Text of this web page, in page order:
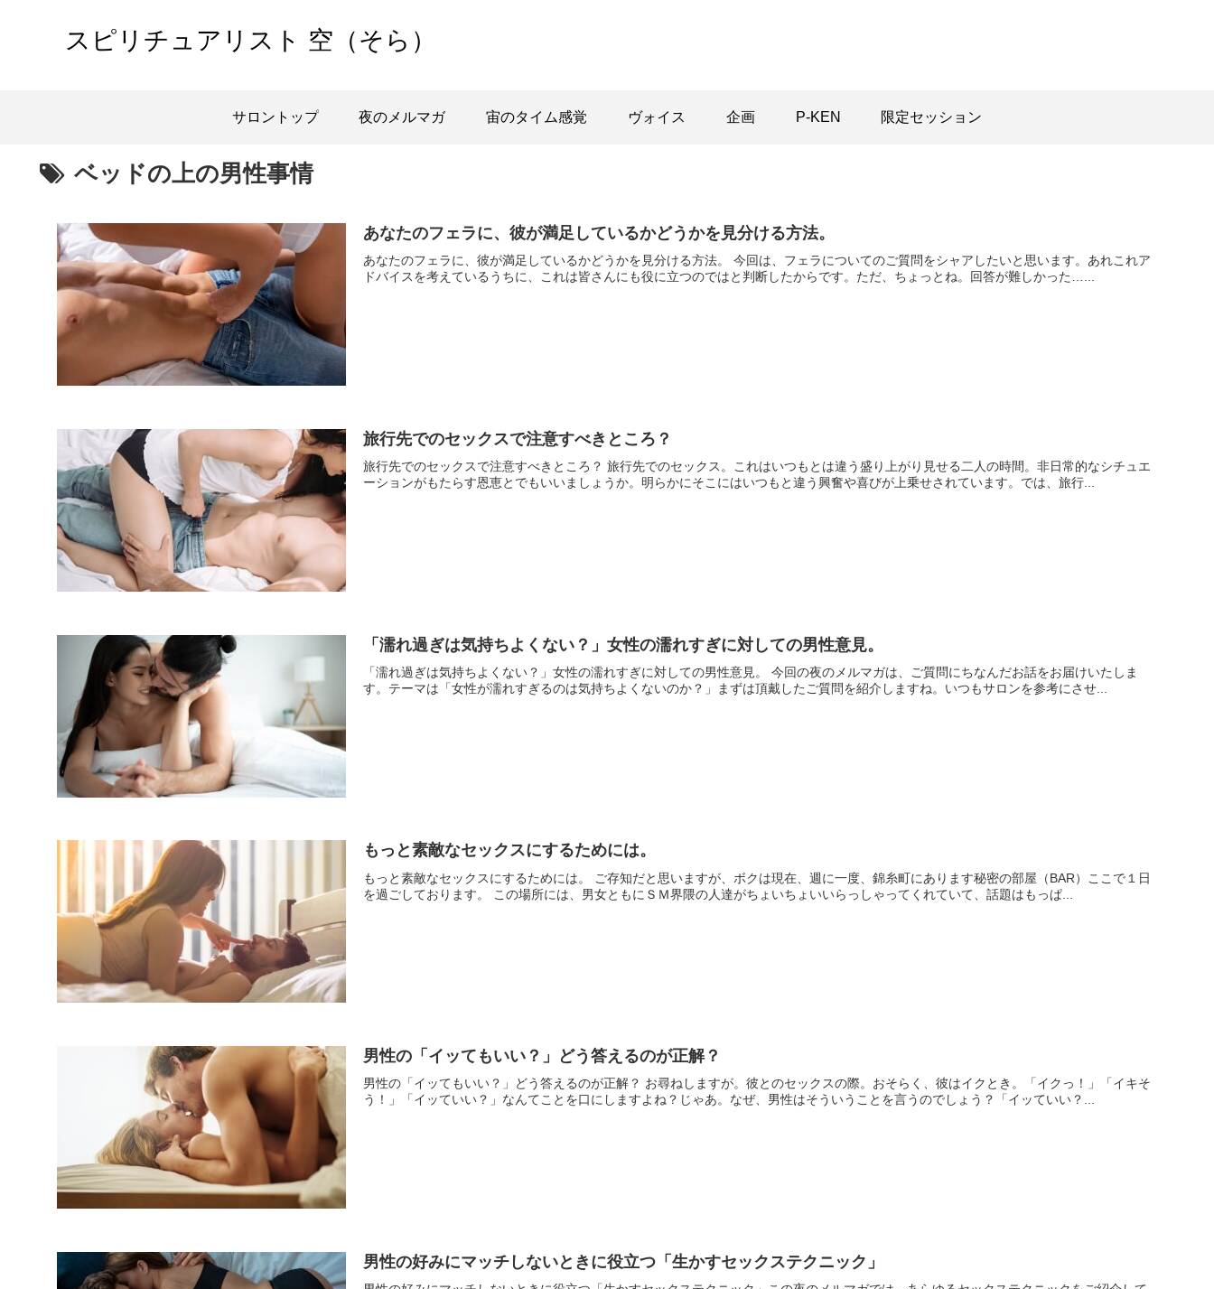
スピリチュアリスト 空（そら）
サロントップ 夜のメルマガ 宙のタイム感覚 ヴォイス 企画 P-KEN 限定セッション
ベッドの上の男性事情
あなたのフェラに、彼が満足しているかどうかを見分ける方法。
あなたのフェラに、彼が満足しているかどうかを見分ける方法。 今回は、フェラについてのご質問をシャアしたいと思います。あれこれア
ドバイスを考えているうちに、これは皆さんにも役に立つのではと判断したからです。ただ、ちょっとね。回答が難しかった…...
旅行先でのセックスで注意すべきところ？
旅行先でのセックスで注意すべきところ？ 旅行先でのセックス。これはいつもとは違う盛り上がり見せる二人の時間。非日常的なシチュエ
ーションがもたらす恩恵とでもいいましょうか。明らかにそこにはいつもと違う興奮や喜びが上乗せされています。では、旅行...
「濡れ過ぎは気持ちよくない？」女性の濡れすぎに対しての男性意見。
「濡れ過ぎは気持ちよくない？」女性の濡れすぎに対しての男性意見。 今回の夜のメルマガは、ご質問にちなんだお話をお届けいたしま
す。テーマは「女性が濡れすぎるのは気持ちよくないのか？」まずは頂戴したご質問を紹介しますね。いつもサロンを参考にさせ...
もっと素敵なセックスにするためには。
もっと素敵なセックスにするためには。 ご存知だと思いますが、ボクは現在、週に一度、錦糸町にあります秘密の部屋（BAR）ここで１日
を過ごしております。 この場所には、男女ともにＳＭ界隈の人達がちょいちょいいらっしゃってくれていて、話題はもっぱ...
男性の「イッてもいい？」どう答えるのが正解？
男性の「イッてもいい？」どう答えるのが正解？ お尋ねしますが。彼とのセックスの際。おそらく、彼はイクとき。「イクっ！」「イキそ
う！」「イッていい？」なんてことを口にしますよね？じゃあ。なぜ、男性はそういうことを言うのでしょう？「イッていい？...
男性の好みにマッチしないときに役立つ「生かすセックステクニック」